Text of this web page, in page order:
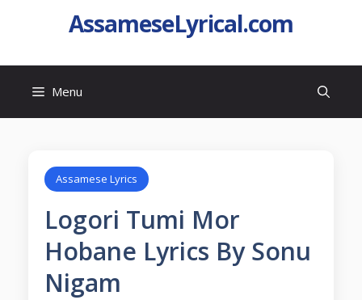
AssameseLyrical.com
Menu
Assamese Lyrics
Logori Tumi Mor
Hobane Lyrics By Sonu
Nigam